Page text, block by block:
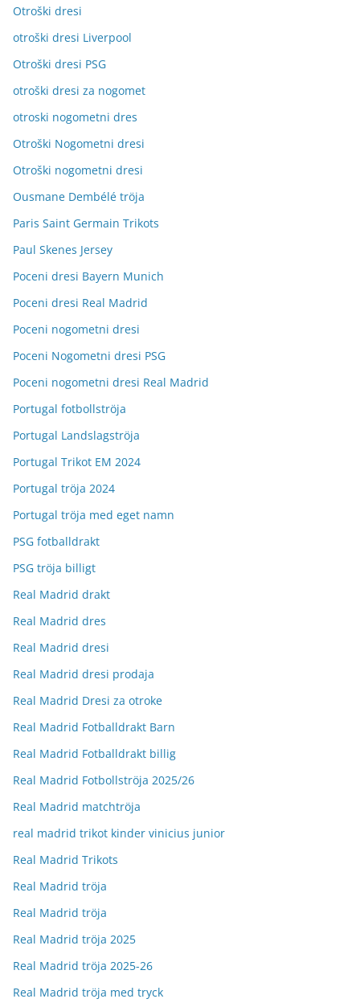
Otroški dresi
otroški dresi Liverpool
Otroški dresi PSG
otroški dresi za nogomet
otroski nogometni dres
Otroški Nogometni dresi
Otroški nogometni dresi
Ousmane Dembélé tröja
Paris Saint Germain Trikots
Paul Skenes Jersey
Poceni dresi Bayern Munich
Poceni dresi Real Madrid
Poceni nogometni dresi
Poceni Nogometni dresi PSG
Poceni nogometni dresi Real Madrid
Portugal fotbollströja
Portugal Landslagströja
Portugal Trikot EM 2024
Portugal tröja 2024
Portugal tröja med eget namn
PSG fotballdrakt
PSG tröja billigt
Real Madrid drakt
Real Madrid dres
Real Madrid dresi
Real Madrid dresi prodaja
Real Madrid Dresi za otroke
Real Madrid Fotballdrakt Barn
Real Madrid Fotballdrakt billig
Real Madrid Fotbollströja 2025/26
Real Madrid matchtröja
real madrid trikot kinder vinicius junior
Real Madrid Trikots
Real Madrid tröja
Real Madrid tröja
Real Madrid tröja 2025
Real Madrid tröja 2025-26
Real Madrid tröja med tryck